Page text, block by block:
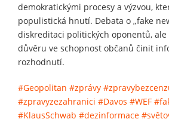
demokratickými procesy a výzvou,
populistická hnutí. Debata o „fake
diskreditaci politických oponentů, ale
důvěru ve schopnost občanů činit
rozhodnutí.
#Geopolitan #zprávy
#zpravyzezahranici #Davos #WEF
#KlausSchwab #dezinformace